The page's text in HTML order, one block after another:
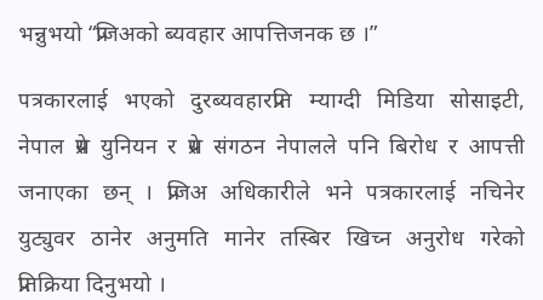
भन्नुभयो “प्रजिअको ब्यवहार आपत्तिजनक छ ।”
पत्रकारलाई भएको दुरब्यवहारप्रति म्याग्दी मिडिया सोसाइटी,
नेपाल प्रेस युनियन र प्रेस संगठन नेपालले पनि बिरोध र आपत्ती
जनाएका छन् । प्रजिअ अधिकारीले भने पत्रकारलाई नचिनेर
युट्युवर ठानेर अनुमति मानेर तस्बिर खिच्न अनुरोध गरेको
प्रतिक्रिया दिनुभयो ।